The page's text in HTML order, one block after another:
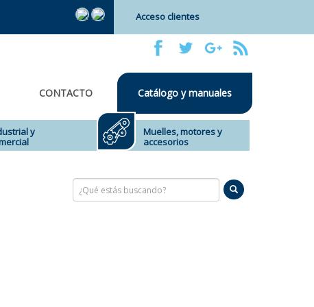
Acceso clientes
CONTACTO Catálogo y manuales
y
Muelles, motores y
accesorios